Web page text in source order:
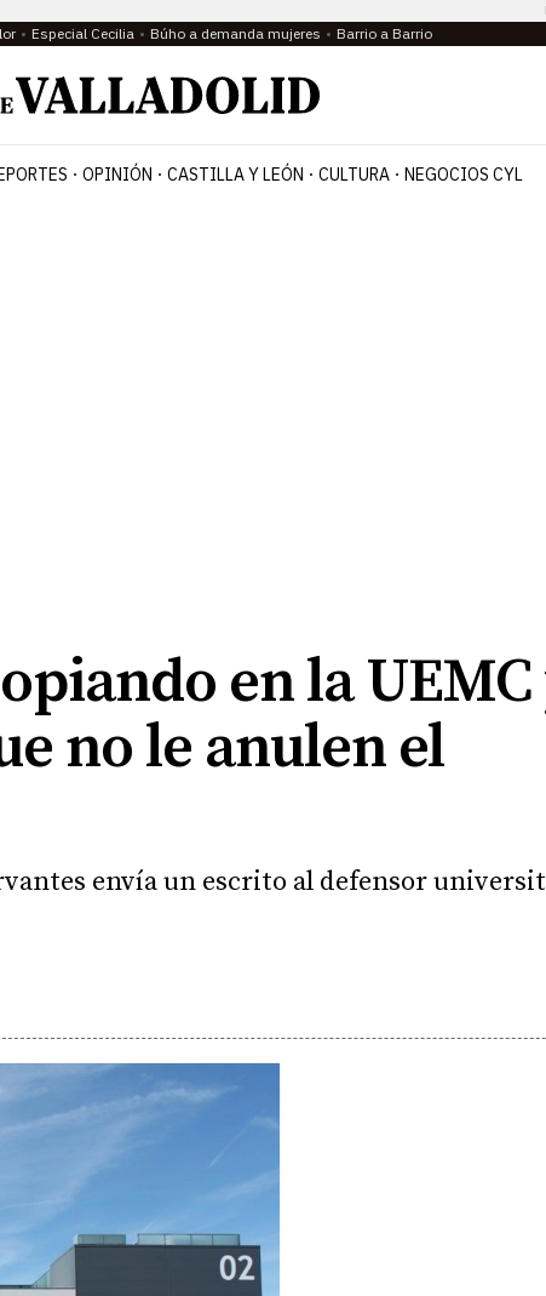
Especial Cecilia Búho a demanda mujeres Barrio a Barrio
OPINIÓN CASTILLA Y LEÓN CULTURA NEGOCIOS CYL
en la
no le anulen el
envía un escrito al defensor